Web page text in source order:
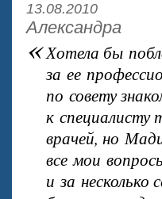
13.08.2010
Александра
«Хотела бы
за ее
по совету
к специалисту
врачей, но
все мои
и за